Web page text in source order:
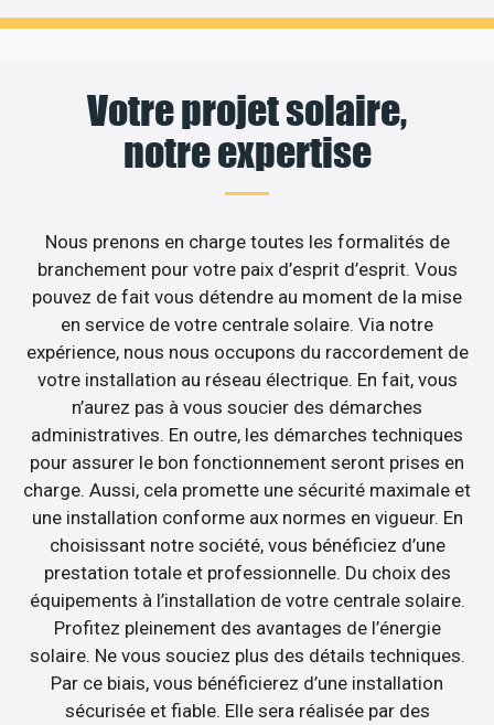
Votre projet solaire,
notre expertise
Nous prenons en charge toutes les formalités de
branchement pour votre paix d’esprit d’esprit. Vous
pouvez de fait vous détendre au moment de la mise
en service de votre centrale solaire. Via notre
expérience, nous nous occupons du raccordement de
votre installation au réseau électrique. En fait, vous
n’aurez pas à vous soucier des démarches
administratives. En outre, les démarches techniques
pour assurer le bon fonctionnement seront prises en
charge. Aussi, cela promette une sécurité maximale et
une installation conforme aux normes en vigueur. En
choisissant notre société, vous bénéficiez d’une
prestation totale et professionnelle. Du choix des
équipements à l’installation de votre centrale solaire.
Profitez pleinement des avantages de l’énergie
solaire. Ne vous souciez plus des détails techniques.
Par ce biais, vous bénéficierez d’une installation
sécurisée et fiable. Elle sera réalisée par des